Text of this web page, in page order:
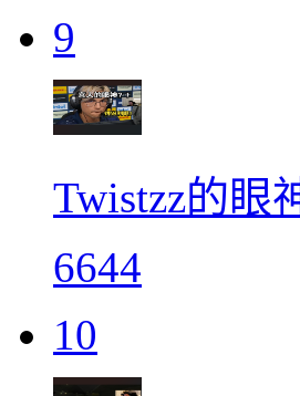
9
Twistzz的眼
6644
10